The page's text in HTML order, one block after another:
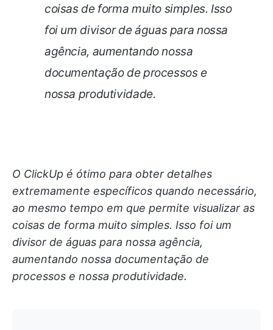
coisas de forma muito simples. Isso
foi um divisor de águas para nossa
agência, aumentando nossa
documentação de processos e
nossa produtividade.
O ClickUp é ótimo para obter detalhes
extremamente específicos quando necessário,
ao mesmo tempo em que permite visualizar as
coisas de forma muito simples. Isso foi um
divisor de águas para nossa agência,
aumentando nossa documentação de
processos e nossa produtividade.